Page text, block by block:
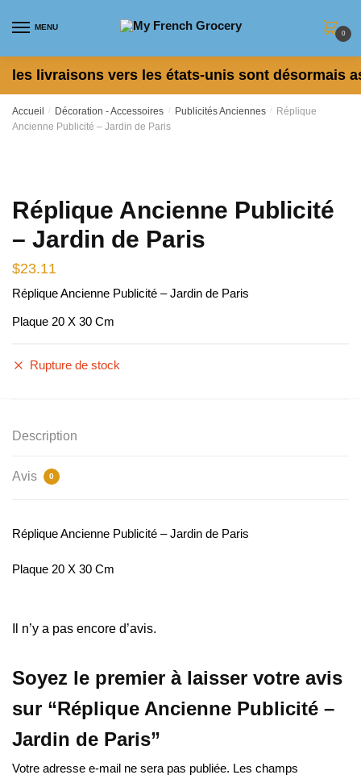
MENU
0
les livraisons vers les états-unis sont désormais
Accueil / Décoration - Accessoires / Publicités Anciennes /
Réplique
Ancienne Publicité – Jardin de Paris
Réplique Ancienne Publicité
– Jardin de Paris
$23.11
Réplique Ancienne Publicité – Jardin de Paris
Plaque 20 X 30 Cm
Rupture de stock
Description
Avis 0
Réplique Ancienne Publicité – Jardin de Paris
Plaque 20 X 30 Cm
Il n’y a pas encore d’avis.
Soyez le premier à laisser votre avis
sur “Réplique Ancienne Publicité –
Jardin de Paris”
Votre adresse e-mail ne sera pas publiée. Les champs